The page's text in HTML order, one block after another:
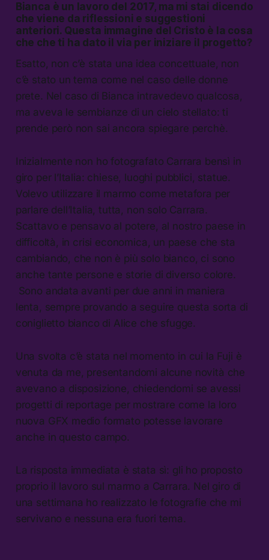
Bianca è un lavoro del 2017, ma mi stai dicendo
che viene da riflessioni e suggestioni
anteriori. Questa immagine del Cristo è la cosa
che che ti ha dato il via per iniziare il progetto?
Esatto, non c’è stata una idea concettuale, non
c’è stato un tema come nel caso delle donne
prete. Nel caso di Bianca intravedevo qualcosa,
ma aveva le sembianze di un cielo stellato: ti
prende però non sai ancora spiegare perchè.
Inizialmente non ho fotografato Carrara bensì in
giro per l’Italia: chiese, luoghi pubblici, statue.
Volevo utilizzare il marmo come metafora per
parlare dell’Italia, tutta, non solo Carrara.
Scattavo e pensavo al potere, al nostro paese in
difficoltà, in crisi economica, un paese che sta
cambiando, che non è più solo bianco, ci sono
anche tante persone e storie di diverso colore.
Sono andata avanti per due anni in maniera
lenta, sempre provando a seguire questa sorta di
coniglietto bianco di Alice che sfugge.
Una svolta c’è stata nel momento in cui la Fuji è
venuta da me, presentandomi alcune novità che
avevano a disposizione, chiedendomi se avessi
progetti di reportage per mostrare come la loro
nuova GFX medio formato potesse lavorare
anche in questo campo.
La risposta immediata è stata sì: gli ho proposto
proprio il lavoro sul marmo a Carrara. Nel giro di
una settimana ho realizzato le fotografie che mi
servivano e nessuna era fuori tema.